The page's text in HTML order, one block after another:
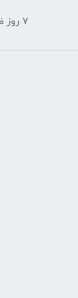
۷ روز ضمانت بازگشت